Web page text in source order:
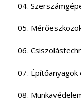
04.
05.
06.
07.
08.